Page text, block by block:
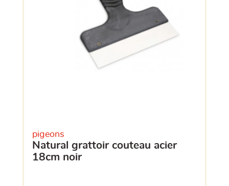
pigeons
natural grattoir couteau acier
18cm noir